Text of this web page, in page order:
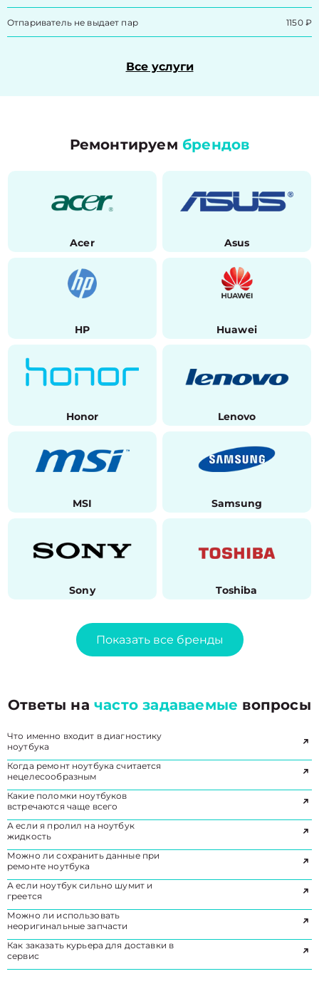
Отпариватель не выдает пар 1150 ₽
Все услуги
Ремонтируем брендов
Acer Asus
HP Huawei
Honor Lenovo
MSI Samsung
Sony Toshiba
Показать все бренды
Ответы начасто задаваемые вопросы
Что именно входит в диагностику
ноутбука
Когда ремонт ноутбука считается
нецелесообразным
Какие поломки ноутбуков
встречаются чаще всего
А если я пролил на ноутбук
жидкость
Можно ли сохранить данные при
ремонте ноутбука
А если ноутбук сильно шумит и
греется
Можно ли использовать
неоригинальные запчасти
Как заказать курьера для доставки в
сервис